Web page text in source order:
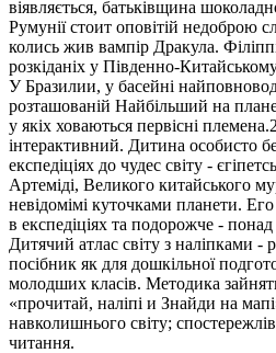
віявляється, батьківщина
Румунії стоит оповітій недоброю
колись жив вампір Дракула.
розкіданіх у Південно-
У Бразилии, у басейні
розташованій Найбільший на
у якіх ховаються первісні
інтерактивний. Дитина особисто
експедіціях до чудес світу -
Артеміді, Великого китайського
невідомімі куточками планети.
в експедіціях та подорожче -
Дитячий атлас світу з наліпками -
посібник як для дошкільної
молодших класів. Методика
«прочитай, наліпі и Знайди на
навколишнього світу;
читання.